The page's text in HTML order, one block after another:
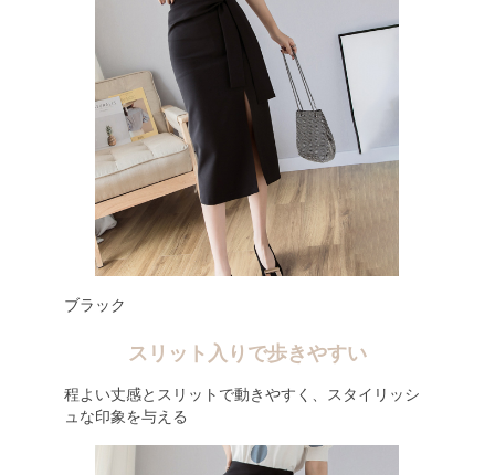
ブラック
スリット入りで歩きやすい
程よい丈感とスリットで動きやすく、スタイリッシ
ュな印象を与える